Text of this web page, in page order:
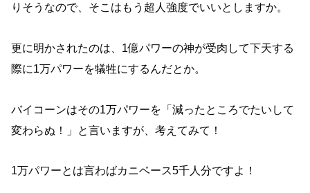
りそうなので、そこはもう超人強度でいいとしますか。
更に明かされたのは、1億パワーの神が受肉して下天する
際に1万パワーを犠牲にするんだとか。
バイコーンはその1万パワーを「減ったところでたいして
変わらぬ！」と言いますが、考えてみて！
1万パワーとは言わばカニベース5千人分ですよ！